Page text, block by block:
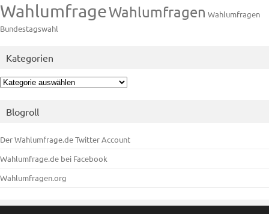
WahlumfrageWahlumfragen Wahlumfragen
Bundestagswahl
Kategorien
Kategorien
Blogroll
Der Wahlumfrage.de Twitter Account
Wahlumfrage.de bei Facebook
Wahlumfragen.org